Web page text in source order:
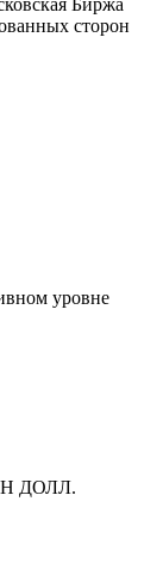
Биржа
сторон
уровне
ДОЛЛ.